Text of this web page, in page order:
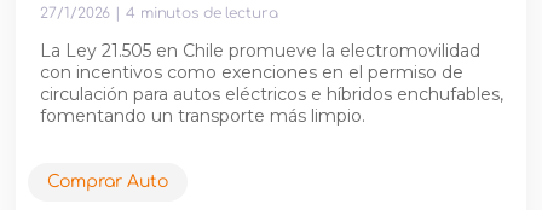
27/1/2026 4 minutos de lectura
La Ley 21.505 en Chile promueve la electromovilidad
con incentivos como exenciones en el permiso de
circulación para autos eléctricos e híbridos enchufables,
fomentando un transporte más limpio.
Comprar Auto